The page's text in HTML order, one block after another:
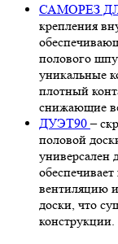
САМОРЕЗ
крепления
полового
уникальные
плотный
снижающие
ДУЭТ90–
половой
универсален
вентиляцию
доски, что
конструкции.